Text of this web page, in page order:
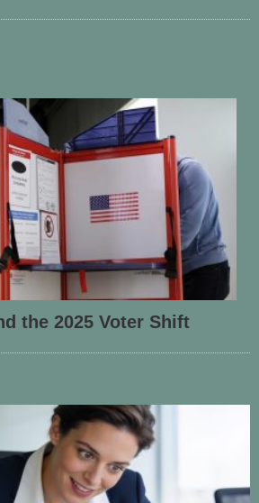
the 2025 Voter Shift